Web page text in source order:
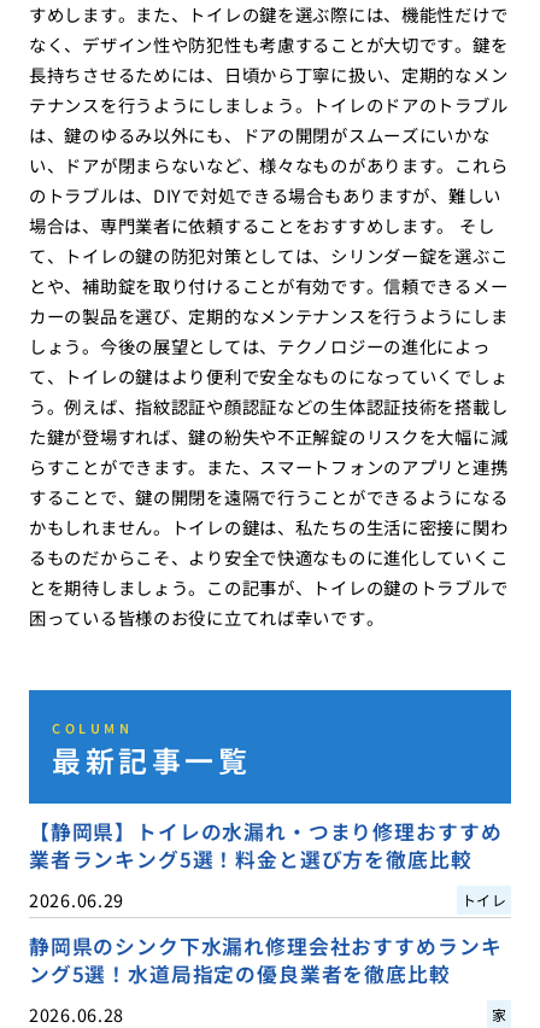
すめします。また、トイレの鍵を選ぶ際には、機能性だけで
なく、デザイン性や防犯性も考慮することが大切です。鍵を
長持ちさせるためには、日頃から丁寧に扱い、定期的なメン
テナンスを行うようにしましょう。トイレのドアのトラブル
は、鍵のゆるみ以外にも、ドアの開閉がスムーズにいかな
い、ドアが閉まらないなど、様々なものがあります。これら
のトラブルは、DIYで対処できる場合もありますが、難しい
場合は、専門業者に依頼することをおすすめします。 そし
て、トイレの鍵の防犯対策としては、シリンダー錠を選ぶこ
とや、補助錠を取り付けることが有効です。信頼できるメー
カーの製品を選び、定期的なメンテナンスを行うようにしま
しょう。今後の展望としては、テクノロジーの進化によっ
て、トイレの鍵はより便利で安全なものになっていくでしょ
う。例えば、指紋認証や顔認証などの生体認証技術を搭載し
た鍵が登場すれば、鍵の紛失や不正解錠のリスクを大幅に減
らすことができます。また、スマートフォンのアプリと連携
することで、鍵の開閉を遠隔で行うことができるようになる
かもしれません。トイレの鍵は、私たちの生活に密接に関わ
るものだからこそ、より安全で快適なものに進化していくこ
とを期待しましょう。この記事が、トイレの鍵のトラブルで
困っている皆様のお役に立てれば幸いです。
COLUMN
最新記事一覧
【静岡県】トイレの水漏れ・つまり修理おすすめ
業者ランキング5選！料金と選び方を徹底比較
2026.06.29 トイレ
静岡県のシンク下水漏れ修理会社おすすめランキ
ング5選！水道局指定の優良業者を徹底比較
2026.06.28 家